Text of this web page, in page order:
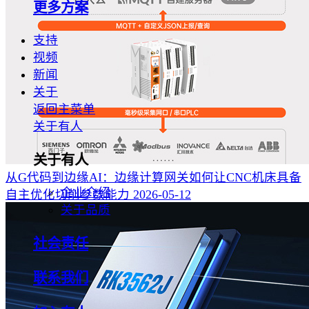
更多方案
支持
视频
新闻
关于
返回主菜单
关于有人
关于有人
企业介绍
关于品质
社会责任
联系我们
从G代码到边缘AI：边缘计算网关如何让CNC机床具备
自主优化切削参数能力 2026-05-12